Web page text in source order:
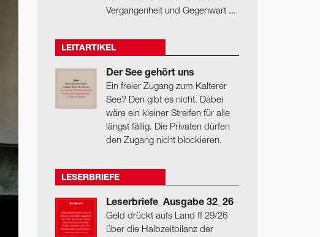
Vergangenheit und Gegenwart ...
LEITARTIKEL
Der See gehört uns
Ein freier Zugang zum Kalterer
See? Den gibt es nicht. Dabei
wäre ein kleiner Streifen für alle
längst fällig. Die Privaten dürfen
den Zugang nicht blockieren.
LESERBRIEFE
Leserbriefe_Ausgabe 32_26
Geld drückt aufs Land ff 29/26
über die Halbzeitbilanz der